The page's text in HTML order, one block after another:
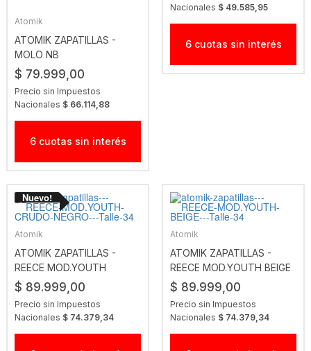
Atomik
ATOMIK ZAPATILLAS -
MOLO NB
$ 79.999,00
Precio sin Impuestos
Nacionales $ 66.114,88
6 cuotas sin interés
Nacionales $ 49.585,95
6 cuotas sin interés
Atomik
ATOMIK ZAPATILLAS -
REECE MOD.YOUTH
CRUDO-NEGRO
$ 89.999,00
Precio sin Impuestos
Nacionales $ 74.379,34
Atomik
ATOMIK ZAPATILLAS -
REECE MOD.YOUTH BEIGE
$ 89.999,00
Precio sin Impuestos
Nacionales $ 74.379,34